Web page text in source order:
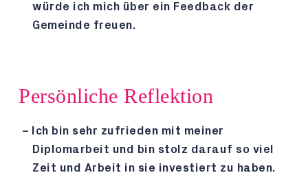
würde ich mich über ein Feedback der
Gemeinde freuen.
Persönliche Reflektion
Ich bin sehr zufrieden mit meiner
Diplomarbeit und bin stolz darauf so viel
Zeit und Arbeit in sie investiert zu haben.